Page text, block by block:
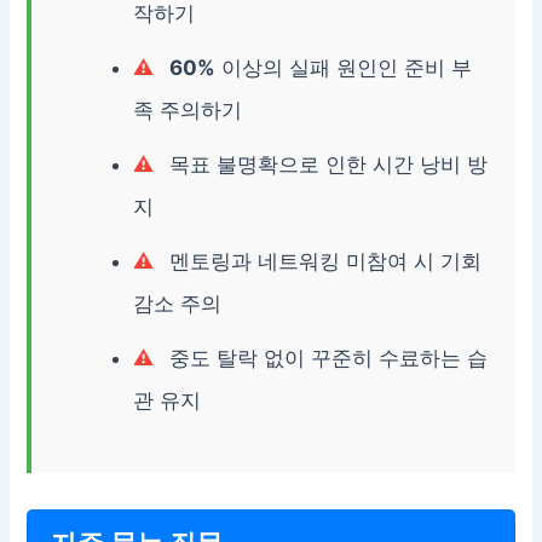
작하기
60% 이상의 실패 원인인 준비 부
족 주의하기
목표 불명확으로 인한 시간 낭비 방
지
멘토링과 네트워킹 미참여 시 기회
감소 주의
중도 탈락 없이 꾸준히 수료하는 습
관 유지